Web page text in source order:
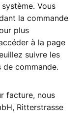
Vous
la commande
plus
à la page
suivre les
commande.
facture, nous
Ritterstrasse